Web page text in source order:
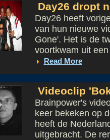
Day26 dropt
Day26 heeft
van hun nieuwe
Gone'. Het is de
voortkwam uit
Read More
Videoclip
Brainpower's
keer bekeken op
heeft de
uitgebracht. De